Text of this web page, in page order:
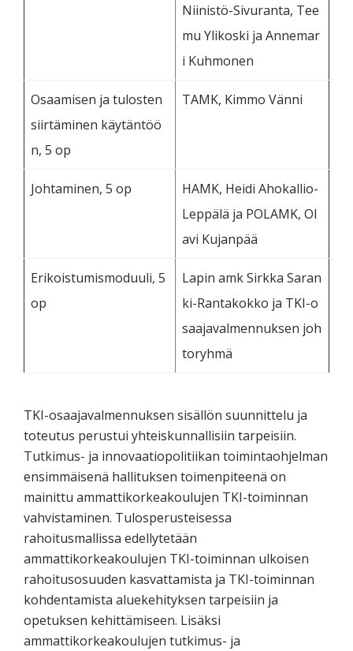
Niinistö-Sivuranta, Tee
mu Ylikoski ja Annemar
i Kuhmonen
Osaamisen ja tulosten
siirtäminen käytäntöö
n, 5 op
TAMK, Kimmo Vänni
Johtaminen, 5 op
HAMK, Heidi Ahokallio-
Leppälä ja POLAMK, Ol
avi Kujanpää
Erikoistumismoduuli, 5
op
Lapin amk Sirkka Saran
ki-Rantakokko ja TKI-o
saajavalmennuksen joh
toryhmä
TKI-osaajavalmennuksen sisällön suunnittelu ja
toteutus perustui yhteiskunnallisiin tarpeisiin.
Tutkimus- ja innovaatiopolitiikan toimintaohjelman
ensimmäisenä hallituksen toimenpiteenä on
mainittu ammattikorkeakoulujen TKI-toiminnan
vahvistaminen. Tulosperusteisessa
rahoitusmallissa edellytetään
ammattikorkeakoulujen TKI-toiminnan ulkoisen
rahoitusosuuden kasvattamista ja TKI-toiminnan
kohdentamista aluekehityksen tarpeisiin ja
opetuksen kehittämiseen. Lisäksi
ammattikorkeakoulujen tutkimus- ja